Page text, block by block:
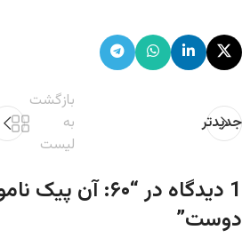
جدیدتر
بازگشت
به
لیست
1 دیدگاه در “
۶۰: آن پیک
دوست”